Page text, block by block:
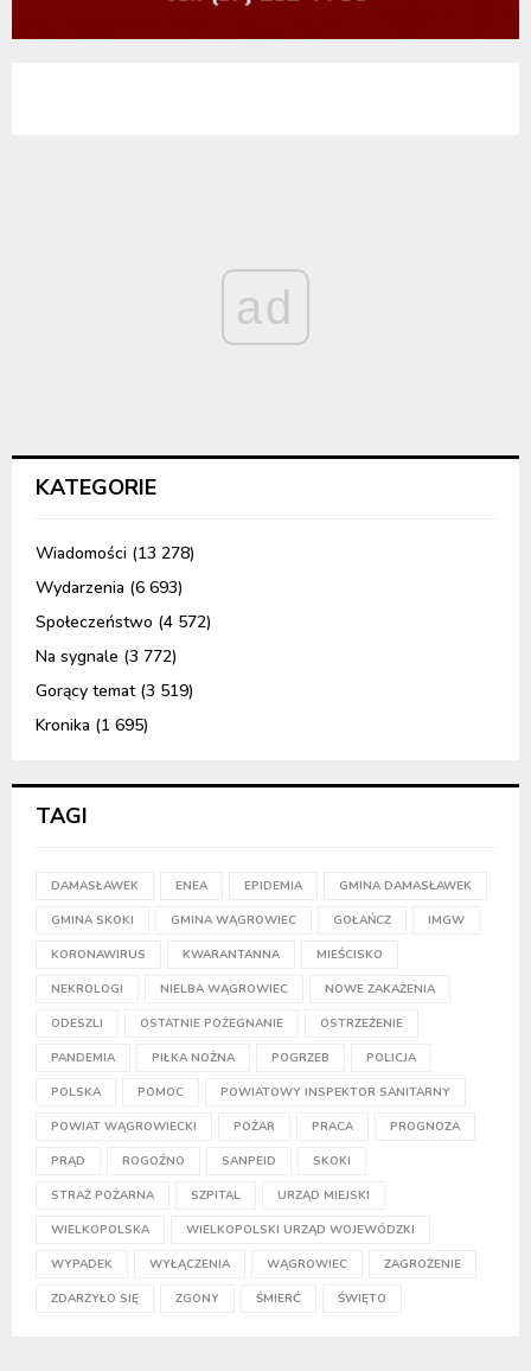
ad
KATEGORIE
Wiadomości (13 278)
Wydarzenia (6 693)
Społeczeństwo (4 572)
Na sygnale (3 772)
Gorący temat(3 519)
Kronika (1 695)
TAGI
DAMASŁAWEK ENEA EPIDEMIA GMINA DAMASŁAWEK
GMINA SKOKI GMINA WĄGROWIEC GOŁAŃCZ IMGW
KORONAWIRUS KWARANTANNA MIEŚCISKO
NEKROLOGI NIELBA WĄGROWIEC NOWE ZAKAŻENIA
ODESZLI OSTATNIE POŻEGNANIE OSTRZEŻENIE
PANDEMIA PIŁKA NOŻNA POGRZEB POLICJA
POLSKA POMOC POWIATOWY INSPEKTOR SANITARNY
POWIAT WĄGROWIECKI POŻAR PRACA PROGNOZA
PRĄD ROGOŹNO SANPEID SKOKI
STRAŻ POŻARNA SZPITAL URZĄD MIEJSKI
WIELKOPOLSKA WIELKOPOLSKI URZĄD WOJEWÓDZKI
WYPADEK WYŁĄCZENIA WĄGROWIEC ZAGROŻENIE
ZDARZYŁO SIĘ ZGONY ŚMIERĆ ŚWIĘTO